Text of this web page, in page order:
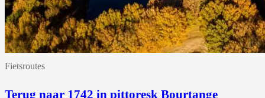
Fietsroutes
Terug naar 1742 in pittoresk Bourtange